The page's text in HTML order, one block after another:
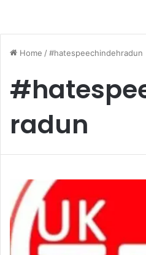
Home /#hatespeechindehradun
radun